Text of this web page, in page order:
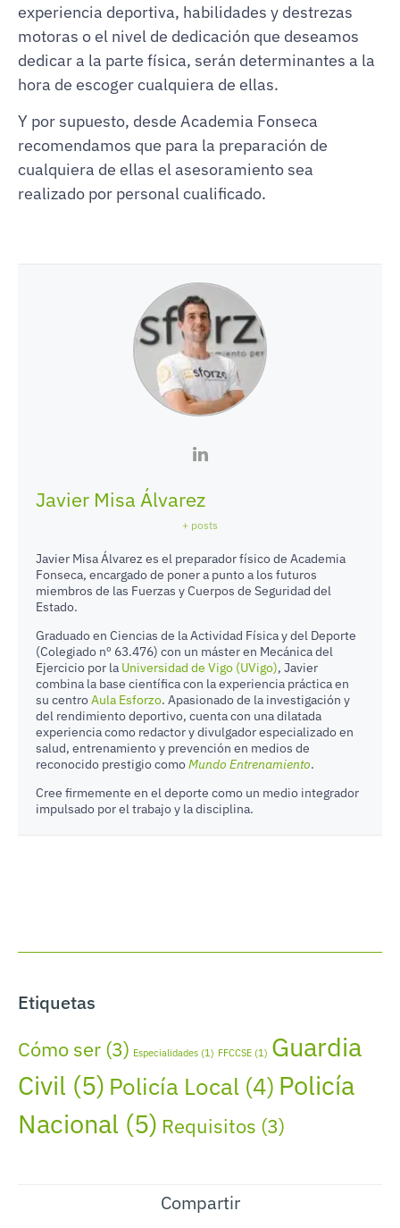
experiencia deportiva, habilidades y destrezas
motoras o el nivel de dedicación que deseamos
dedicar a la parte física, serán determinantes a la
hora de escoger cualquiera de ellas.
Y por supuesto, desde Academia Fonseca
recomendamos que para la preparación de
cualquiera de ellas el asesoramiento sea
realizado por personal cualificado.
Javier Misa Álvarez
+ posts
Javier Misa Álvarez es el preparador físico de Academia
Fonseca, encargado de poner a punto a los futuros
miembros de las Fuerzas y Cuerpos de Seguridad del
Estado.
Graduado en Ciencias de la Actividad Física y del Deporte
(Colegiado nº 63.476) con un máster en Mecánica del
Ejercicio por la Universidad de Vigo (UVigo), Javier
combina la base científica con la experiencia práctica en
su centroAula Esforzo. Apasionado de la investigación y
del rendimiento deportivo, cuenta con una dilatada
experiencia como redactor y divulgador especializado en
salud, entrenamiento y prevención en medios de
reconocido prestigio comoMundo Entrenamiento.
Cree firmemente en el deporte como un medio integrador
impulsado por el trabajo y la disciplina.
Etiquetas
Cómo ser (3) Especialidades (1) FFCCSE (1) Guardia
Civil (5) Policía Local (4) Policía
Nacional (5) Requisitos (3)
Compartir